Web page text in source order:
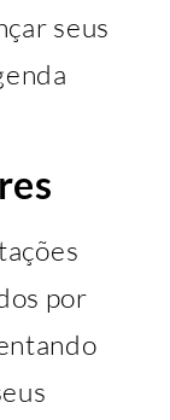
seus
por